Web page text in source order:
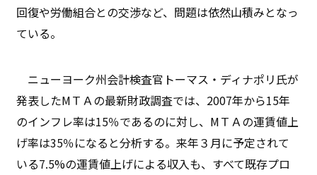
回復や労働組合との交渉など、問題は依然山積みとなっ
ている。
ニューヨーク州会計検査官トーマス・ディナポリ氏が
発表したMＴＡの最新財政調査では、2007年から15年
のインフレ率は15％であるのに対し、MＴＡの運賃値上
げ率は35％になると分析する。来年３月に予定されて
いる7.5%の運賃値上げによる収入も、すべて既存プロ